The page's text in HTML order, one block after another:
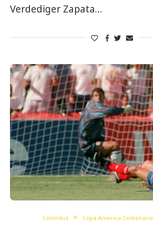
Verdediger Zapata…
Colombia Copa America Centenario